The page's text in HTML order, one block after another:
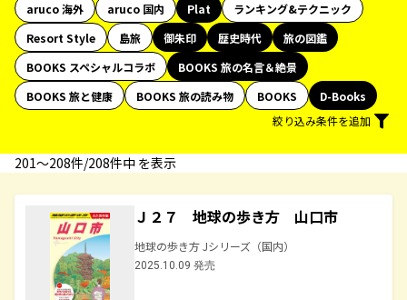
aruco 海外
aruco 国内 Plat
ランキング&テクニック
Resort Style
島旅 御朱印 歴史時代
旅の図鑑
BOOKS スペシャルコラボ
BOOKS 旅の名言＆絶景
BOOKS 旅と健康
BOOKS 旅の読み物 BOOKS
D-Books
絞り込み条件を追加
201〜208件/208件中 を表示
Ｊ２７ 地球の歩き方 山口市
地球の歩き方 Jシリーズ（国内）
2025.10.09 発売